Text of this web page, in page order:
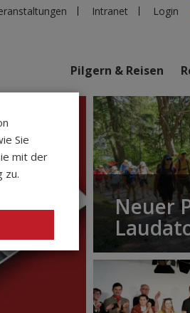
Intranet Login
Veranstaltungen Personen
Pilgern & Reisen
Neuer
Sie
mit der
zu.